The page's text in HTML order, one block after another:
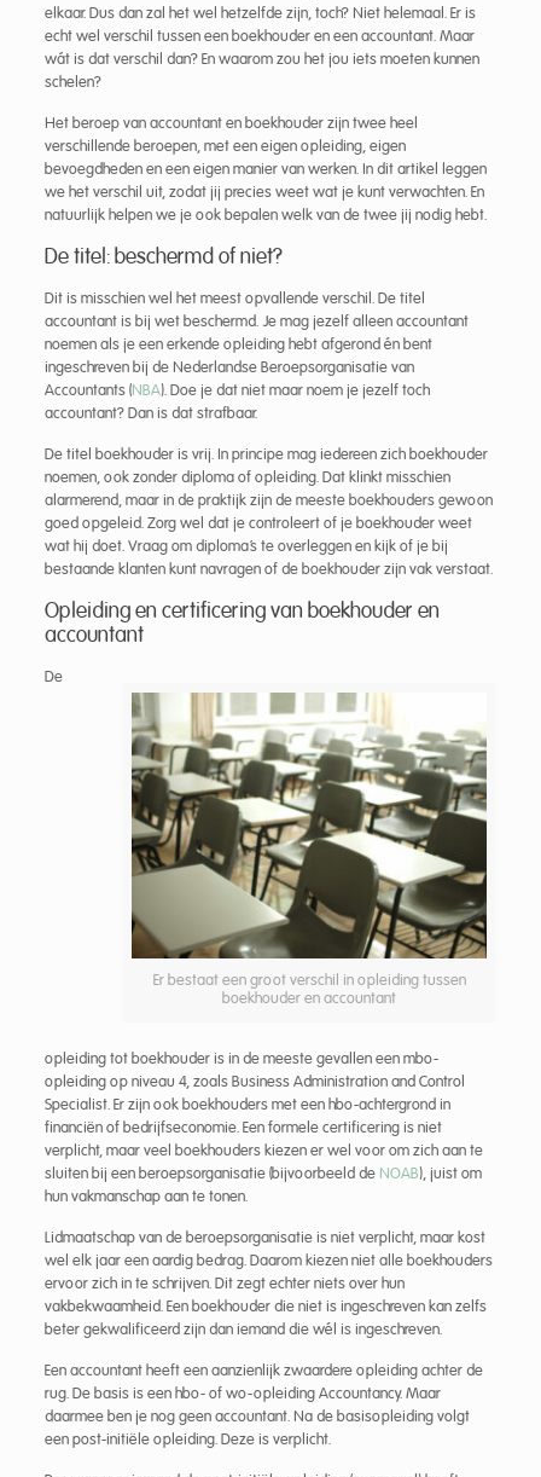
elkaar. Dus dan zal het wel hetzelfde zijn, toch? Niet helemaal. Er is
echt wel verschil tussen een boekhouder en een accountant. Maar
wát is dat verschil dan? En waarom zou het jou iets moeten kunnen
schelen?
Het beroep van accountant en boekhouder zijn twee heel
verschillende beroepen, met een eigen opleiding, eigen
bevoegdheden en een eigen manier van werken. In dit artikel leggen
we het verschil uit, zodat jij precies weet wat je kunt verwachten. En
natuurlijk helpen we je ook bepalen welk van de twee jij nodig hebt.
De titel: beschermd of niet?
Dit is misschien wel het meest opvallende verschil. De titel
accountant is bij wet beschermd. Je mag jezelf alleen accountant
noemen als je een erkende opleiding hebt afgerond én bent
ingeschreven bij de Nederlandse Beroepsorganisatie van
Accountants (NBA). Doe je dat niet maar noem je jezelf toch
accountant? Dan is dat strafbaar.
De titel boekhouder is vrij. In principe mag iedereen zich boekhouder
noemen, ook zonder diploma of opleiding. Dat klinkt misschien
alarmerend, maar in de praktijk zijn de meeste boekhouders gewoon
goed opgeleid. Zorg wel dat je controleert of je boekhouder weet
wat hij doet. Vraag om diploma’s te overleggen en kijk of je bij
bestaande klanten kunt navragen of de boekhouder zijn vak verstaat.
Opleiding en certificering van boekhouder en
accountant
Er bestaat een groot verschil in opleiding tussen
boekhouder en accountant
De
opleiding tot boekhouder is in de meeste gevallen een mbo-
opleiding op niveau 4, zoals Business Administration and Control
Specialist. Er zijn ook boekhouders met een hbo-achtergrond in
financiën of bedrijfseconomie. Een formele certificering is niet
verplicht, maar veel boekhouders kiezen er wel voor om zich aan te
sluiten bij een beroepsorganisatie (bijvoorbeeld de NOAB), juist om
hun vakmanschap aan te tonen.
Lidmaatschap van de beroepsorganisatie is niet verplicht, maar kost
wel elk jaar een aardig bedrag. Daarom kiezen niet alle boekhouders
ervoor zich in te schrijven. Dit zegt echter niets over hun
vakbekwaamheid. Een boekhouder die niet is ingeschreven kan zelfs
beter gekwalificeerd zijn dan iemand die wél is ingeschreven.
Een accountant heeft een aanzienlijk zwaardere opleiding achter de
rug. De basis is een hbo- of wo-opleiding Accountancy. Maar
daarmee ben je nog geen accountant. Na de basisopleiding volgt
een post-initiële opleiding. Deze is verplicht.